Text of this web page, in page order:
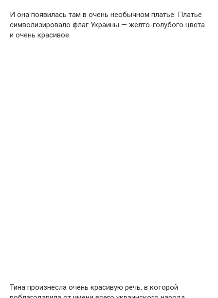
И она появилась там в очень необычном платье. Платье
символизировало флаг Украины — желто-голубого цвета
и очень красивое.
Тина произнесла очень красивую речь, в которой